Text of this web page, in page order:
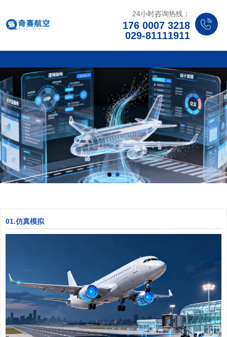
24小时咨询热线：
176 0007 3218
029-81111911
01.仿真模拟